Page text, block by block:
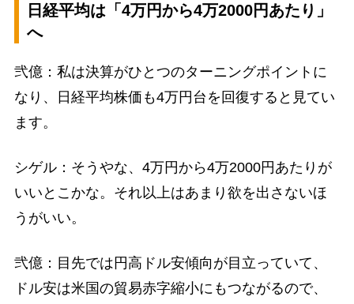
日経平均は「4万円から4万2000円あたり」
へ
弐億：私は決算がひとつのターニングポイントに
なり、日経平均株価も4万円台を回復すると見てい
ます。
シゲル：そうやな、4万円から4万2000円あたりが
いいとこかな。それ以上はあまり欲を出さないほ
うがいい。
弐億：目先では円高ドル安傾向が目立っていて、
ドル安は米国の貿易赤字縮小にもつながるので、